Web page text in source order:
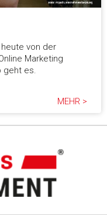
von der
Marketing
geht es.
MEHR >